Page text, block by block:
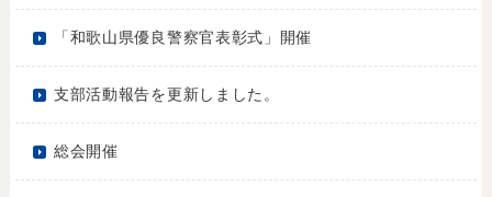
「和歌山県優良警察官表彰式」開催
支部活動報告を更新しました。
総会開催